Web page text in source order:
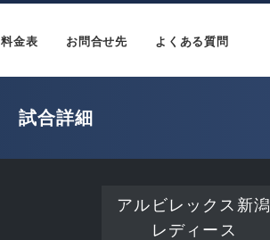
料金表 お問合せ先 よくある質問
試合詳細
アルビレックス新潟
レディース